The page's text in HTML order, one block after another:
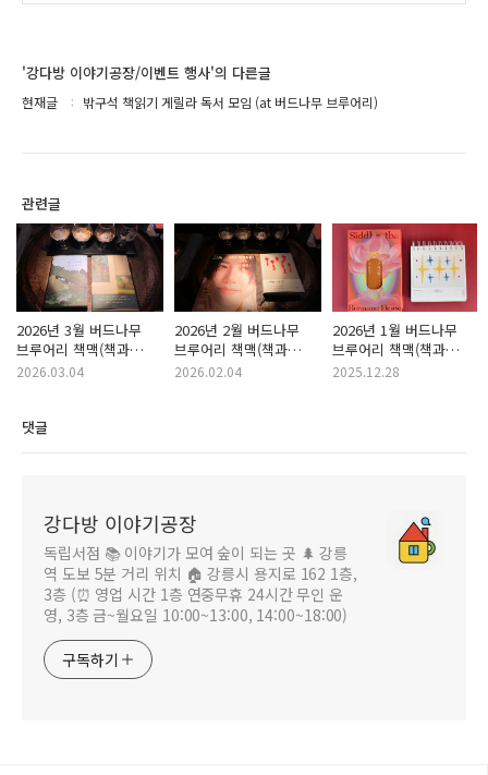
'강다방 이야기공장/이벤트 행사'의 다른글
현재글 밖구석 책읽기 게릴라 독서 모임 (at 버드나무 브루어리)
관련글
2026년 3월 버드나무
브루어리 책맥(책과
맥주) 강다방 추천 도서
2026.03.04
2026년 2월 버드나무
브루어리 책맥(책과
맥주) 강다방 추천 도서
2026.02.04
2026년 1월 버드나무
브루어리 책맥(책과
맥주) 강다방 추천 도서
2025.12.28
댓글
강다방 이야기공장
독립서점 📚 이야기가 모여 숲이 되는 곳 🌲 강릉
역 도보 5분 거리 위치 🏠 강릉시 용지로 162 1층,
3층 (⏰ 영업 시간 1층 연중무휴 24시간 무인 운
영, 3층 금~월요일 10:00~13:00, 14:00~18:00)
구독하기